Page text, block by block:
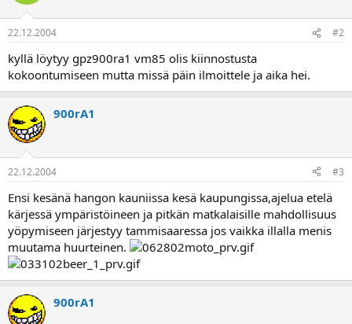
a
j
a
22.12.2004 #2
kyllä löytyy gpz900ra1 vm85 olis kiinnostusta
kokoontumiseen mutta missä päin ilmoittele ja aika hei.
900rA1
22.12.2004 #3
Ensi kesänä hangon kauniissa kesä kaupungissa,ajelua etelä
kärjessä ympäristöineen ja pitkän matkalaisille mahdollisuus
yöpymiseen järjestyy tammisaaressa jos vaikka illalla menis
muutama huurteinen.
900rA1